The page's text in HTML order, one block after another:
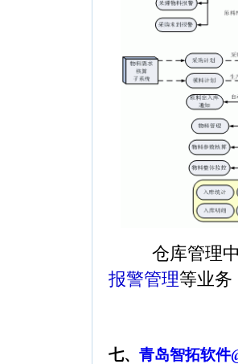
仓库管理中
报警管理等业务
七、 青岛智拓软件